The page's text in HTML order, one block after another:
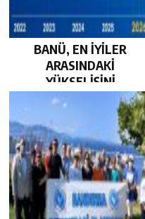
BANÜ, EN İYİLER
ARASINDAKİ
YÜKSELİŞİNİ
SÜRDÜRDÜ…